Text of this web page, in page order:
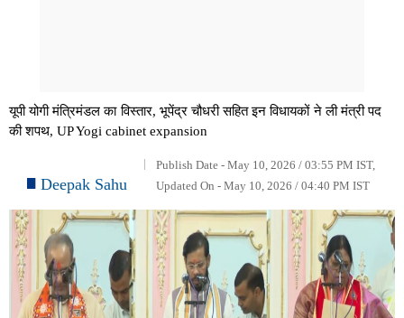
यूपी योगी मंत्रिमंडल का विस्तार, भूपेंद्र चौधरी सहित इन विधायकों ने ली मंत्री पद
की शपथ, UP Yogi cabinet expansion
Deepak Sahu
Publish Date - May 10, 2026 / 03:55 PM IST,
Updated On - May 10, 2026 / 04:40 PM IST